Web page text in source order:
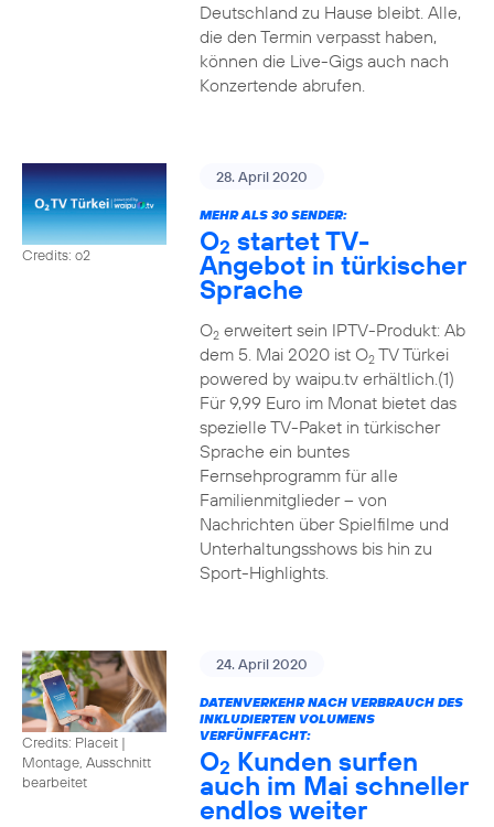
Deutschland zu Hause bleibt. Alle,
die den Termin verpasst haben,
können die Live-Gigs auch nach
Konzertende abrufen.
Credits: o2
28. April 2020
MEHR ALS 30 SENDER:
O2 startet TV-
Angebot in türkischer
Sprache
O2erweitert sein IPTV-Produkt: Ab
dem 5. Mai 2020 ist O2TV Türkei
powered by waipu.tv erhältlich.(1)
Für 9,99 Euro im Monat bietet das
spezielle TV-Paket in türkischer
Sprache ein buntes
Fernsehprogramm für alle
Familienmitglieder – von
Nachrichten über Spielfilme und
Unterhaltungsshows bis hin zu
Sport-Highlights.
Credits: Placeit |
Montage, Ausschnitt
bearbeitet
24. April 2020
DATENVERKEHR NACH VERBRAUCH DES
INKLUDIERTEN VOLUMENS
VERFÜNFFACHT:
O2 Kunden surfen
auch im Mai schneller
endlos weiter